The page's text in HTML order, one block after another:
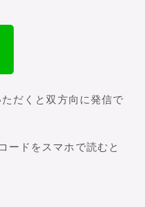
だくと双方向に発信で
ードをスマホで読むと